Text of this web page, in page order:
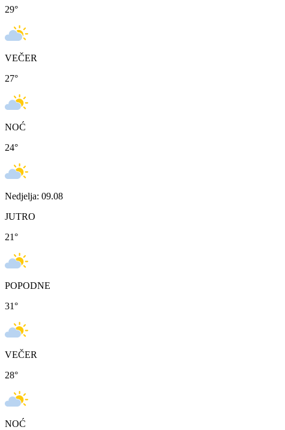
29°
VEČER
27°
NOĆ
24°
Nedjelja: 09.08
JUTRO
21°
POPODNE
31°
VEČER
28°
NOĆ